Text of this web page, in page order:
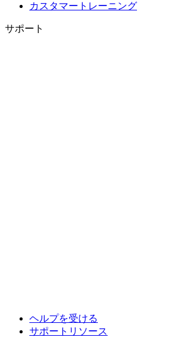
カスタマートレーニング
サポート
ヘルプを受ける
サポートリソース